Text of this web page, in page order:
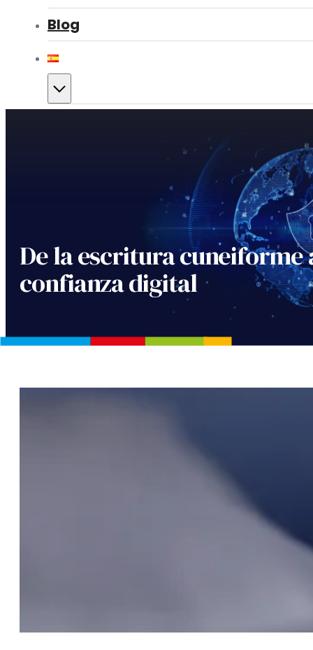
Blog
De la escritura cuneiforme
confianza digital